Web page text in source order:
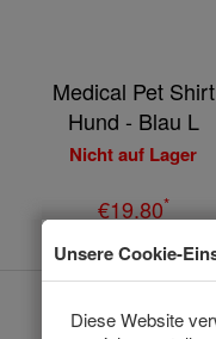
Medical Pet Shirt
Hund - Blau L
Nicht auf Lager
€19.80*